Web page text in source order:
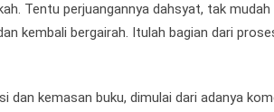
Tentu perjuangannya dahsyat, tak mudah
kembali bergairah. Itulah bagian dari
dan kemasan buku, dimulai dari adanya